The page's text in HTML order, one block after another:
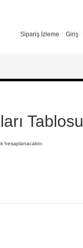
Sipariş İzleme Giriş
Tablosu
hesaplanacaktır.